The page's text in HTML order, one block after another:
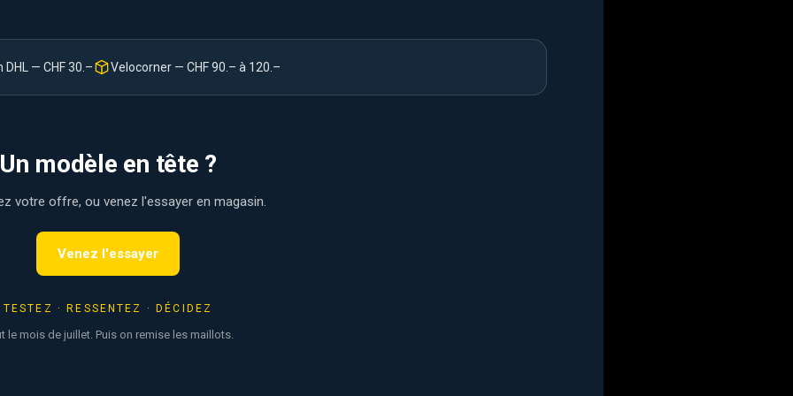
DHL — CHF 30.– Velocorner — CHF 90.– à 120.–
Un modèle en tête ?
votre offre, ou venez l'essayer en magasin.
Venez l'essayer
TESTEZ · RESSENTEZ · DÉCIDEZ
le mois de juillet. Puis on remise les maillots.